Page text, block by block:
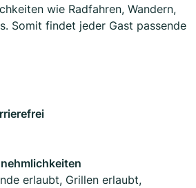
wie Radfahren, Wandern,
Somit findet jeder Gast passende
erlaubt, Grillen erlaubt,